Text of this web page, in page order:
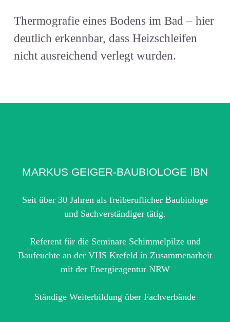
Thermografie eines Bodens im Bad – hier
deutlich erkennbar, dass Heizschleifen
nicht ausreichend verlegt wurden.
MARKUS GEIGER-BAUBIOLOGE IBN
Seit über 30 Jahren als freiberuflicher Baubiologe
und Sachverständiger tätig.
Referent für die Seminare Schimmelpilze und
Baufeuchte an der VHS Krefeld in Zusammenarbeit
mit der Energieagentur NRW
Ständige Weiterbildung über Fachverbände